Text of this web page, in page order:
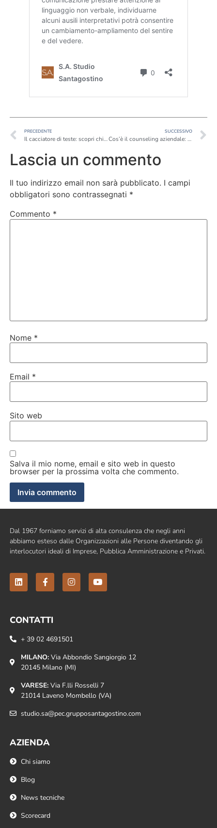
PRECEDENTE
Il cacciatore di teste: scopri chi è e cosa fa
SUCCESSIVO
Cos’è il counseling aziendale: i vantaggi per le organizzazioni
Lascia un commento
Il tuo indirizzo email non sarà pubblicato. I campi
obbligatori sono contrassegnati *
Commento *
Nome *
Email *
Sito web
Salva il mio nome, email e sito web in questo
browser per la prossima volta che commento.
Dal 1967 forniamo servizi di alta consulenza che negli anni
abbiamo esteso dalle Organizzazioni alle Persone diventando gli
interlocutori ideali di Imprese, Pubblica Amministrazione e Privati.
CONTATTI
+ 39 02 4691501
MILANO:Via Abbondio Sangiorgio 12
20145 Milano (MI)
VARESE:Via F.lli Rosselli 7
21014 Laveno Mombello (VA)
studio.sa@pec.grupposantagostino.com
AZIENDA
Chi siamo
Blog
News tecniche
Scorecard